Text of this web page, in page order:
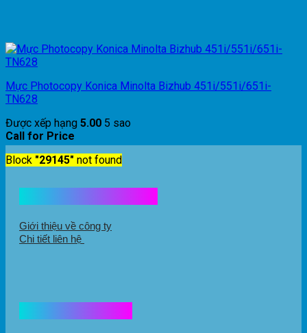
Mực Photocopy Konica Minolta Bizhub 451i/551i/651i-
TN628
Được xếp hạng 5.00 5 sao
Call for Price
Block "29145" not found
Giới thiệu về công ty
Chi tiết liên hệ